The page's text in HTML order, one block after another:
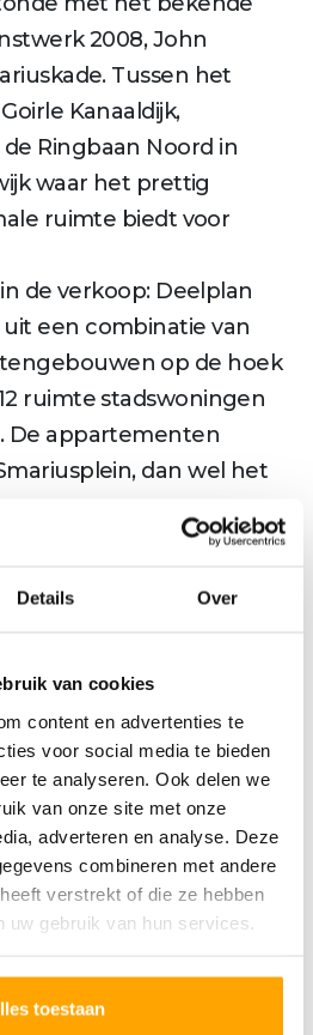
Details Over
van cookies
content en advertenties te
voor social media te bieden
te analyseren. Ook delen we
van onze site met onze
adverteren en analyse. Deze
combineren met andere
verstrekt of die ze hebben
gebruik van hun services.
toestaan
2008, John
Tussen het
Kanaaldijk,
Ringbaan Noord in
waar het prettig
ruimte biedt voor
de verkoop: Deelplan
een combinatie van
op de hoek
ruimte stadswoningen
De appartementen
dan wel het
ca. 63 m² en 67 m²
fietsenstalling
inclusief
zowel van binnen als
met 3